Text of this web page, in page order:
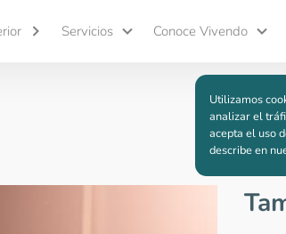
Servicios Conoce Vivendo
Utilizamos
analizar el
acepta el uso
describe en